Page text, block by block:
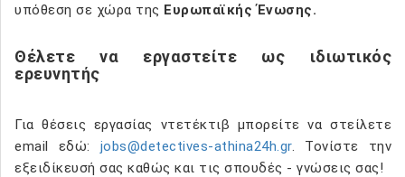
υπόθεση σε χώρα της Ευρωπαϊκής Ένωσης.
Θέλετε να εργαστείτε ως ιδιωτικός
ερευνητής
Για θέσεις εργασίας ντετέκτιβ μπορείτε να στείλετε
email εδώ: jobs@detectives-athina24h.gr. Τονίστε την
εξειδίκευσή σας καθώς και τις σπουδές - γνώσεις σας!